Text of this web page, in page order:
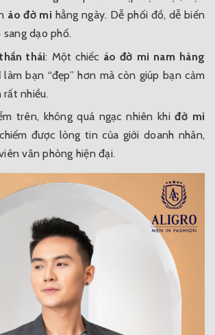
áo đờ mi hằng ngày. Dễ phối đồ, dễ biến
sang dạo phố.
thái: Một chiếc áo đờ mi nam hàng
làm bạn “đẹp” hơn mà còn giúp bạn cảm
nhiều.
trên, không quá ngạc nhiên khiđờ mi
được lòng tin của giới doanh nhân,
văn phòng hiện đại.